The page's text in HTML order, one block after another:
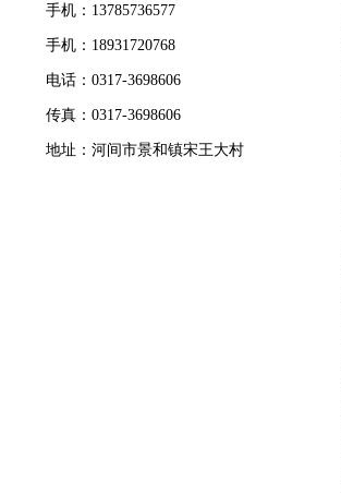
手机：13785736577
手机：18931720768
电话：0317-3698606
传真：0317-3698606
地址：河间市景和镇宋王大村